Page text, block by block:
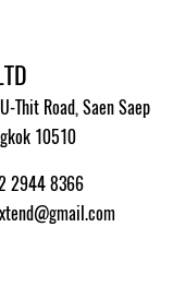
Thit Road, Saen Saep
10510
2944 8366